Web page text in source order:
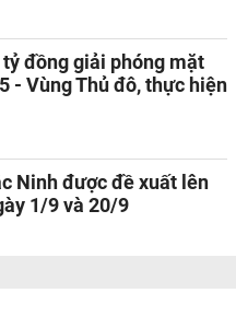
đồng giải phóng mặt
- Vùng Thủ đô, thực hiện
Ninh được đề xuất lên
1/9 và 20/9